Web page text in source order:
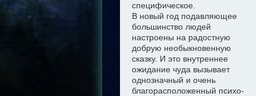
специфическое.
В новый год подавляющее
большинство людей
настроены на радостную
добрую необыкновенную
сказку. И это внутреннее
ожидание чуда вызывает
однозначный и очень
благорасположенный психо-